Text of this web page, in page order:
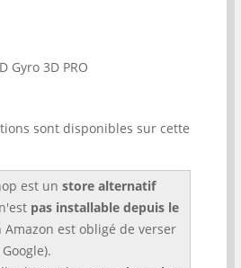
Gyro 3D PRO
sont disponibles sur cette
est un store alternatif
pas installable depuis le
Amazon est obligé de verser